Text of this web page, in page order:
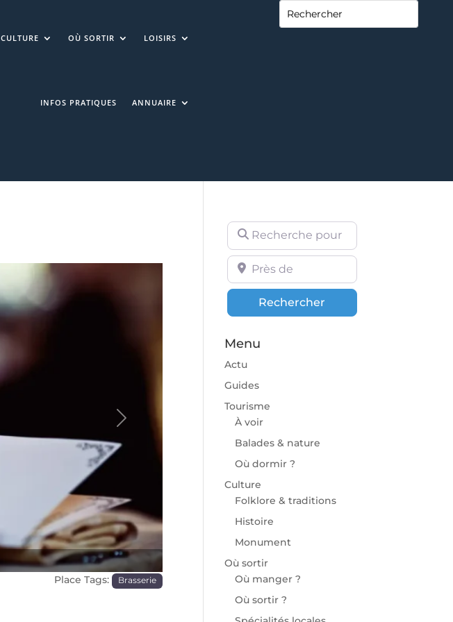
CULTURE OÙ SORTIR LOISIRS
INFOS PRATIQUES ANNUAIRE
Prochaine
Place Tags: Brasserie
Recherche pour
Près de
Rechercher
Menu
Actu
Guides
Tourisme
À voir
Balades & nature
Où dormir ?
Culture
Folklore & traditions
Histoire
Monument
Où sortir
Où manger ?
Où sortir ?